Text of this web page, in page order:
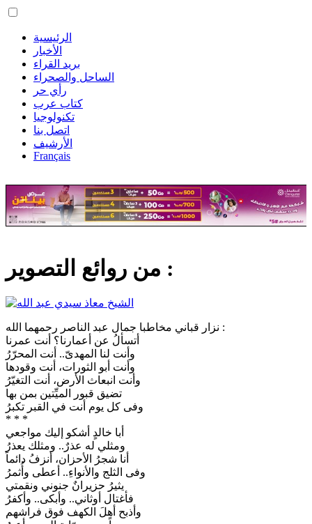
الرئيسية
الأخبار
بريد القراء
الساحل والصحراء
رأي حر
كتاب عرب
تكنولوجيا
اتصل بنا
الأرشيف
Français
من روائع التصوير :
نزار قباني مخاطبا جمال عبد الناصر رحمهما الله :
أتسألُ عن أعمارنا؟ أنت عمرنا
وأنت لنا المهدىّ.. أنت المحرّرُ
وأنت أبو الثورات، أنت وقودها
وأنت انبعاث الأرض، أنت التغيّرُ
تضيق قبور الميِّتين بمن بها
وفى كل يوم أنت في القبر تكبرُ
* * *
أبا خالدٍ أشكو إليك مواجعي
ومثلي له عذرٌ.. ومثلك يعذرُ
أنا شجرُ الأحزان، أنزفُ دائماً
وفى الثلج والأنواءِ.. أعطى وأُثمرُ
يثيرُ حزيرانٌ جنوني ونقمتي
فأغتال أوثاني.. وأبكى.. وأكفرُ
وأذبح أهلَ الكهف فوق فراشهم